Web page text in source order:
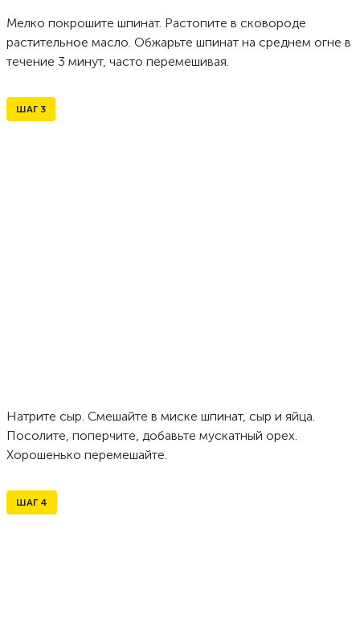
Мелко покрошите шпинат. Растопите в сковороде
растительное масло. Обжарьте шпинат на среднем огне в
течение 3 минут, часто перемешивая.
ШАГ 3
Натрите сыр. Смешайте в миске шпинат, сыр и яйца.
Посолите, поперчите, добавьте мускатный орех.
Хорошенько перемешайте.
ШАГ 4